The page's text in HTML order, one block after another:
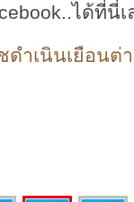
ได้ที่นี่เ
ดำเนินเยือนต่